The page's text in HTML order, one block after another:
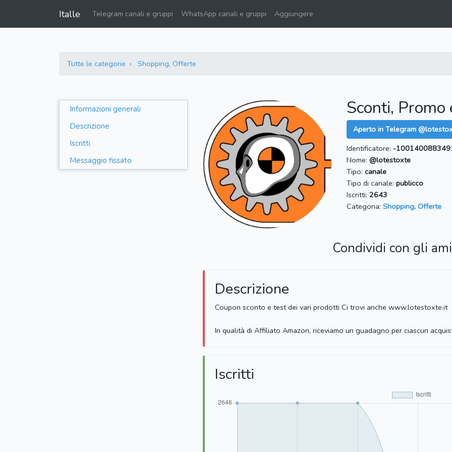
Italle Telegram canali e gruppi WhatsApp canali e gruppi Aggiungere
Tutte le categorie Shopping, Offerte
Informazioni generali
Descrizione
Iscritti
Messaggio fissato
Sconti, Promo
Aperto in Telegram
Identificatore: -
Nome: @lotestoxte
Tipo: canale
Tipo di canale: publicco
Iscritti: 2643
Categoria: Shopping, Offerte
Condividi con gli
Descrizione
Coupon sconto e test dei vari prodotti Ci trovi anche www.lotestoxte.it
In qualità di Affiliato Amazon, riceviamo un guadagno per ciascun
Iscritti